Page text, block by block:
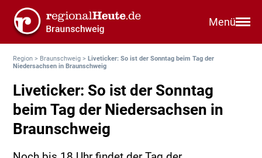
Menü
Region > Braunschweig >Liveticker: So ist der Sonntag beim Tag der
Niedersachsen in Braunschweig
Liveticker: So ist der Sonntag
beim Tag der Niedersachsen in
Braunschweig